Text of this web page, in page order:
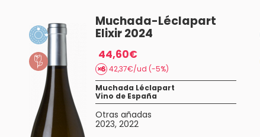
Muchada-Léclapart
Elixir 2024
44,60€
42,37€/ud (-5%)
Muchada Léclapart
Vino de España
Otras añadas
2023, 2022